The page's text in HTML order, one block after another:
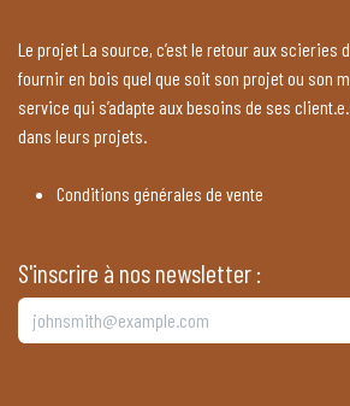
Le projet La source, c’est le retour aux scieries
fournir en bois quel que soit son projet ou son
service qui s’adapte aux besoins de ses
dans leurs projets.
Conditions générales de vente
S'inscrire à nos newsletter :